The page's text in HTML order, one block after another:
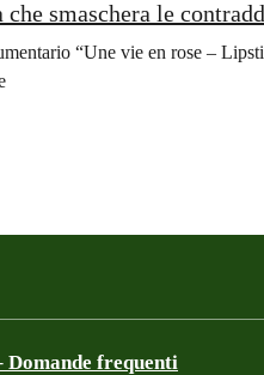
smaschera le
“Une vie en rose –
Domande frequenti